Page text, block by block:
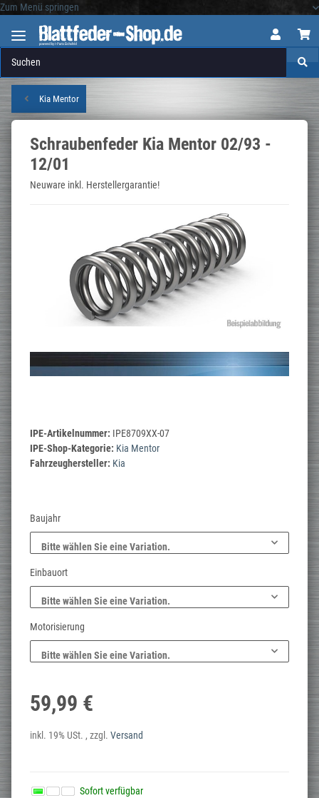
Zum Menü springen
Kia Mentor
Schraubenfeder Kia Mentor 02/93 -
12/01
Neuware inkl. Herstellergarantie!
IPE-Artikelnummer: IPE8709XX-07
IPE-Shop-Kategorie: Kia Mentor
Fahrzeughersteller: Kia
Baujahr
Bitte wählen Sie eine Variation.
Einbauort
Bitte wählen Sie eine Variation.
Motorisierung
Bitte wählen Sie eine Variation.
59,99 €
inkl. 19% USt. , zzgl. Versand
Sofort verfügbar